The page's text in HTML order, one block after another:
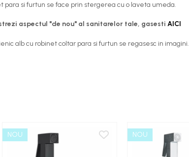
para si furtun se face prin stergerea cu o laveta umeda.
aspectul "de nou" al sanitarelor tale, gasesti AICI
alb cu robinet coltar para si furtun se regasesc in imagini.
NOU NOU